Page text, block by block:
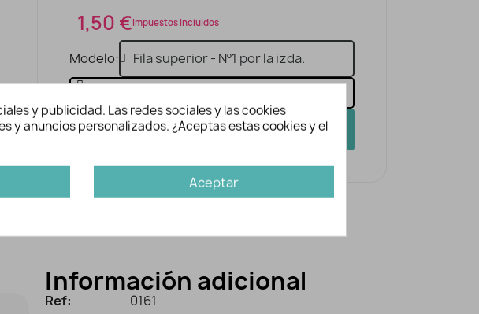
1,50 €Impuestos incluidos
Modelo
AÑADIR A LA CESTA
Información adicional
Ref:
0161
y publicidad. Las redes sociales y las cookies
y anuncios personalizados. ¿Aceptas estas cookies y el
Aceptar